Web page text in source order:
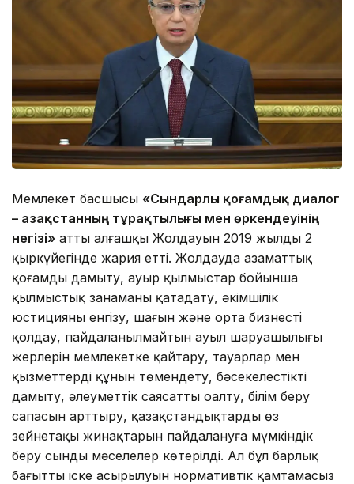
Мемлекет басшысы «Сындарлы қоғамдық диалог
– Қазақстанның тұрақтылығы мен өркендеуінің
негізі» атты алғашқы Жолдауын 2019 жылдың 2
қыркүйегінде жария етті. Жолдауда азаматтық
қоғамды дамыту, ауыр қылмыстар бойынша
қылмыстық заңнаманы қатаңдату, әкімшілік
юстицияны енгізу, шағын және орта бизнесті
қолдау, пайдаланылмайтын ауыл шаруашылығы
жерлерін мемлекетке қайтару, тауарлар мен
қызметтердің құнын төмендету, бәсекелестікті
дамыту, әлеуметтік саясатты оңалту, білім беру
сапасын арттыру, қазақстандықтардың өз
зейнетақы жинақтарын пайдалануға мүмкіндік
беру сынды мәселелер көтерілді. Ал бұл барлық
бағыттың іске асырылуын нормативтік қамтамасыз